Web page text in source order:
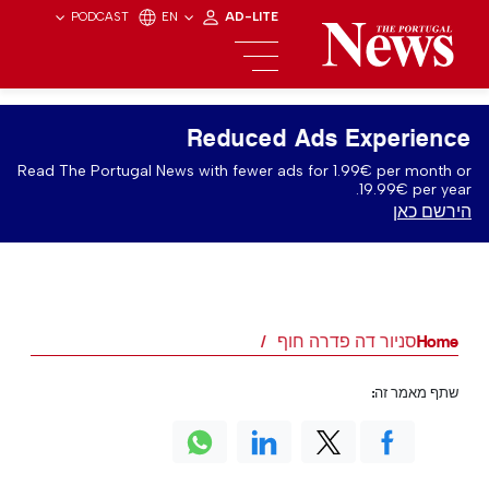
PODCAST EN AD-LITE
Reduced Ads Experience
Read The Portugal News with fewer ads for 1.99€ per month or
19.99€ per year.
הירשם כאן
Homeסניור דה פדרה חוף
שתף מאמר זה: